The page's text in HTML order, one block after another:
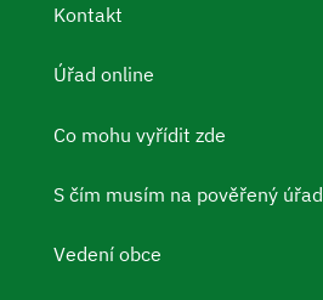
Kontakt
Úřad online
Co mohu vyřídit zde
S čím musím na pověřený úřad
Vedení obce